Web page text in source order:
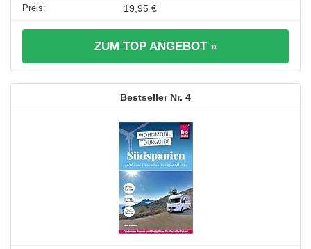
19,95 €
ZUM TOP ANGEBOT »
4